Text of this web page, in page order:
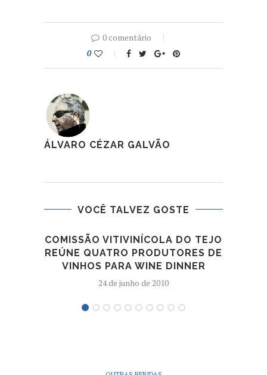
0 comentário
0
ÁLVARO CÉZAR GALVÃO
VOCÊ TALVEZ GOSTE
COMISSÃO VITIVINÍCOLA DO TEJO
REÚNE QUATRO PRODUTORES DE
VINHOS PARA WINE DINNER
24 de junho de 2010